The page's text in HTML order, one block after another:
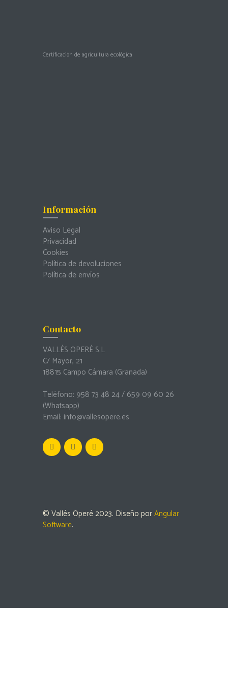
Certificación de agricultura ecológica
Información
Aviso Legal
Privacidad
Cookies
Política de devoluciones
Política de envíos
Contacto
VALLÉS OPERÉ S.L
C/ Mayor, 21
18815 Campo Cámara (Granada)
Teléfono: 958 73 48 24 / 659 09 60 26
(Whatsapp)
Email: info@vallesopere.es
© Vallés Operé 2023. Diseño porAngular
Software.